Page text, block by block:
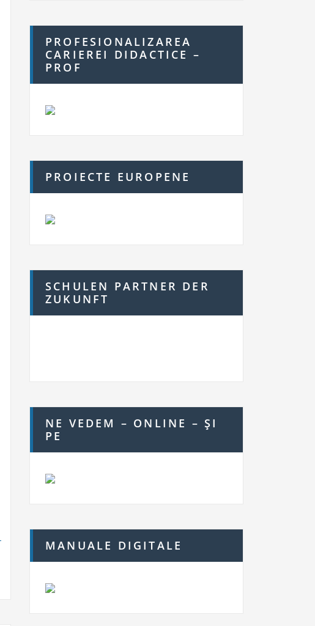
PROFESIONALIZAREA
CARIEREI DIDACTICE –
PROF
PROIECTE EUROPENE
SCHULEN PARTNER DER
ZUKUNFT
NE VEDEM – ONLINE – ŞI
PE
MANUALE DIGITALE